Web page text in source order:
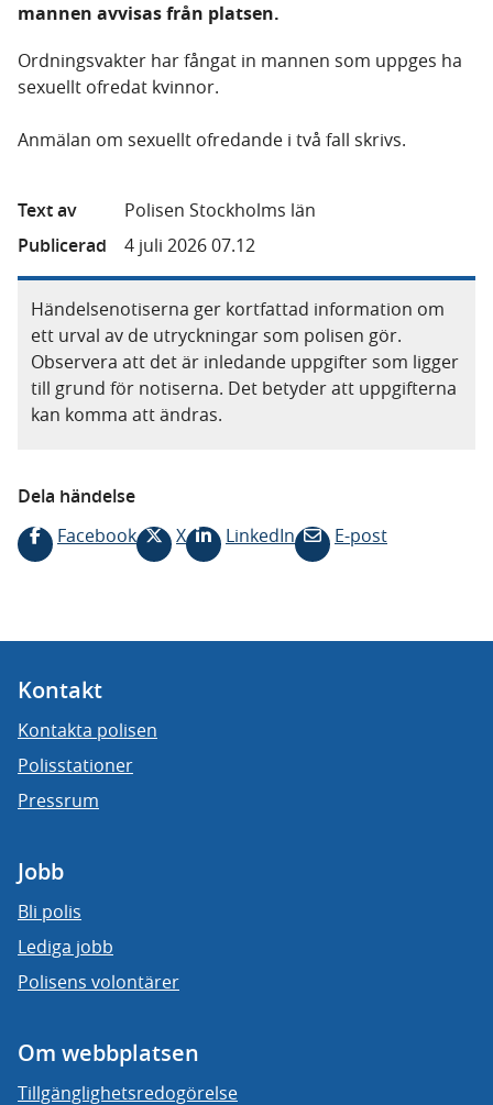
mannen avvisas från platsen.
Ordningsvakter har fångat in mannen som uppges ha
sexuellt ofredat kvinnor.
Anmälan om sexuellt ofredande i två fall skrivs.
Text av
Polisen Stockholms län
Publicerad
4 juli 2026 07.12
Händelsenotiserna ger kortfattad information om
ett urval av de utryckningar som polisen gör.
Observera att det är inledande uppgifter som ligger
till grund för notiserna. Det betyder att uppgifterna
kan komma att ändras.
Dela händelse
Facebook
X LinkedIn E-post
Kontakt
Kontakta polisen
Polisstationer
Pressrum
Jobb
Bli polis
Lediga jobb
Polisens volontärer
Om webbplatsen
Tillgänglighetsredogörelse